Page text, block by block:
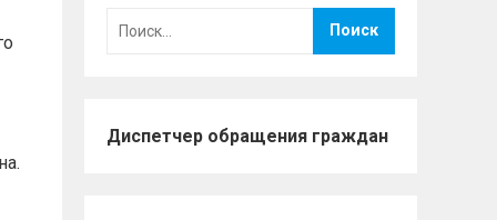
Диспетчер обращения граждан